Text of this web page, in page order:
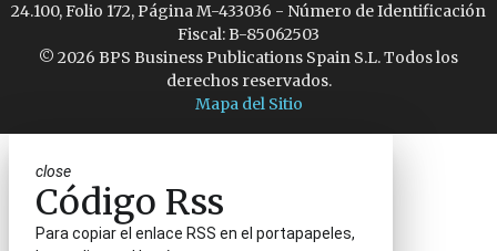
24.100, Folio 172, Página M-433036 - Número de Identificación
Fiscal: B-85062503
© 2026 BPS Business Publications Spain S.L. Todos los
derechos reservados.
Mapa del Sitio
close
Código Rss
Para copiar el enlace RSS en el portapapeles,